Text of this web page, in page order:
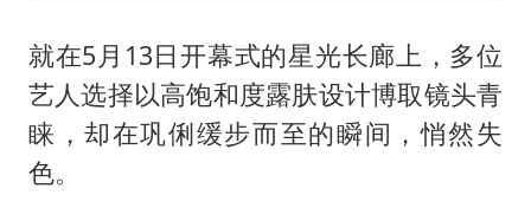
就在5月13日开幕式的星光长廊上，多位
艺人选择以高饱和度露肤设计博取镜头青
睐，却在巩俐缓步而至的瞬间，悄然失
色。